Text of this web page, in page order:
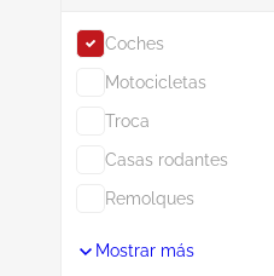
Coches
Motocicletas
Troca
Casas rodantes
Remolques
Mostrar más